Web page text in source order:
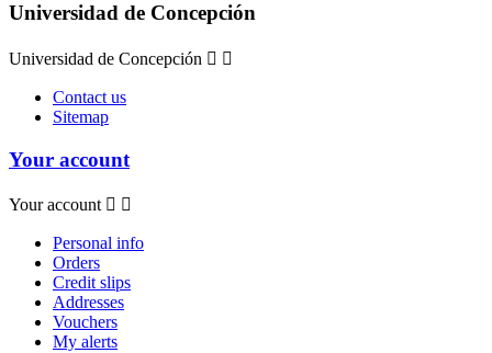
Universidad de Concepción
Universidad de Concepción  
Contact us
Sitemap
Your account
Your account  
Personal info
Orders
Credit slips
Addresses
Vouchers
My alerts